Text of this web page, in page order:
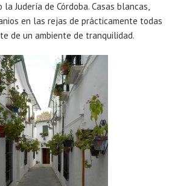
Judería de Córdoba. Casas blancas,
en las rejas de prácticamente todas
de un ambiente de tranquilidad.